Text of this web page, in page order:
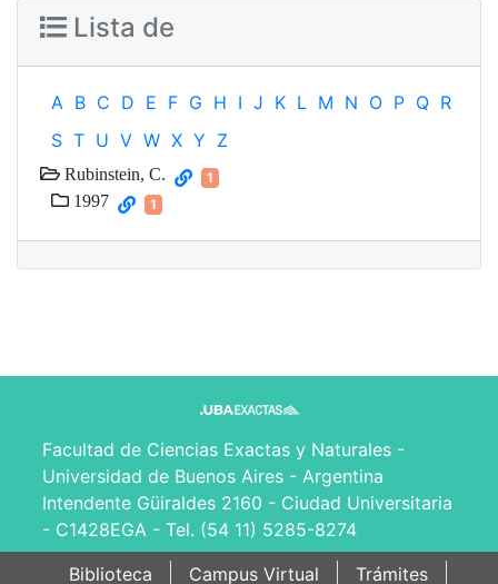
Lista de
A B C D E F G H I J K L M N O P Q R
S T U V W X Y Z
Rubinstein, C. 1
1997 1
Facultad de Ciencias Exactas y Naturales -
Universidad de Buenos Aires - Argentina
Intendente Güiraldes 2160 - Ciudad Universitaria
- C1428EGA - Tel. (54 11) 5285-8274
Biblioteca
Campus Virtual Trámites